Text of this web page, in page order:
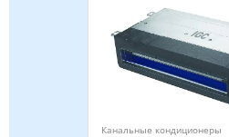
Канальные кондиционеры